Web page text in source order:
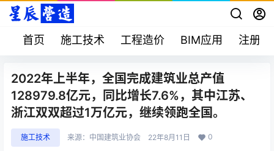
首页 施工技术 工程造价 BIM应用 注册考
2022年上半年，全国完成建筑业总产值
128979.8亿元，同比增长7.6%，其中江苏、
浙江双双超过1万亿元，继续领跑全国。
施工技术 来源： 中国建筑业协会 22年8月11日 0